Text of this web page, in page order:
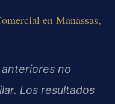
en Manassas,
anteriores no
Los resultados